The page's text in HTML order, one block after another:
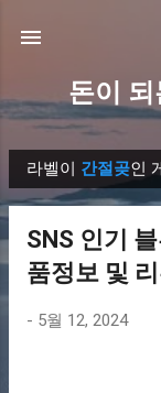
돈이
글
라벨이 간절곶인
SNS 인기
품정보 및
- 5월 12, 2024